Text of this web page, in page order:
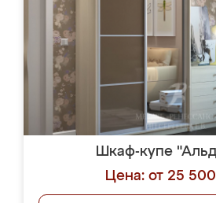
Шкаф-купе
Цена: от 25